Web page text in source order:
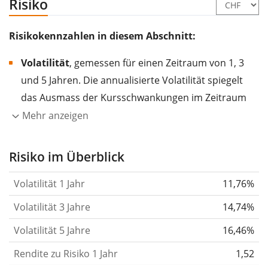
Risiko
Risikokennzahlen in diesem Abschnitt:
Volatilität, gemessen für einen Zeitraum von 1, 3
und 5 Jahren. Die annualisierte Volatilität spiegelt
das Ausmass der Kursschwankungen im Zeitraum
eines Jahres wider.
Aktie, des ETF, usw.) in der Vergangenheit
gelten im Allgemeinen als risikoreicher. Wir
berechnen die Volatilität auf Basis der Daten der
letzten 1, 3 und 5 Jahre, damit du sehen kannst, ob
die Kursschwankungen im Laufe der Zeit stärker
oder schwächer wurden. Weitere Informationen
Mehr anzeigen
Risiko im Überblick
Volatilität 1 Jahr
11,76%
Volatilität 3 Jahre
14,74%
Volatilität 5 Jahre
16,46%
Rendite zu Risiko 1 Jahr
1,52